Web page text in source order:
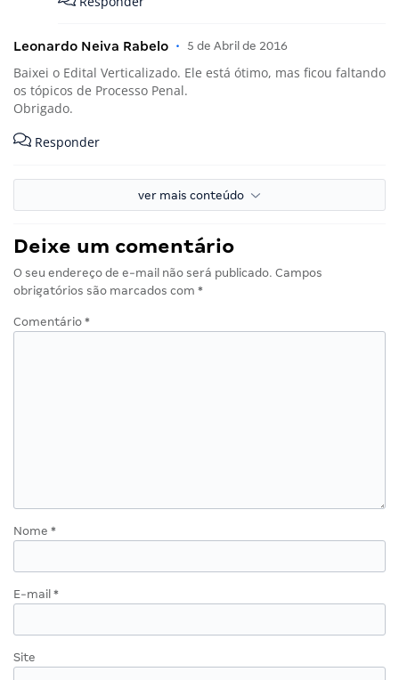
Leonardo Neiva Rabelo • 5 de Abril de 2016
Baixei o Edital Verticalizado. Ele está ótimo, mas ficou faltando
os tópicos de Processo Penal.
Obrigado.
Responder
ver mais conteúdo
Deixe um comentário
O seu endereço de e-mail não será publicado. Campos
obrigatórios são marcados com *
Comentário *
Nome *
E-mail *
Site